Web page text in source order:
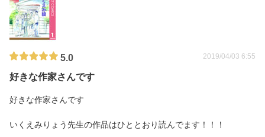
5.0 2019/04/03 6:55
好きな作家さんです
好きな作家さんです
いくえみりょう先生の作品はひととおり読んでます！！！